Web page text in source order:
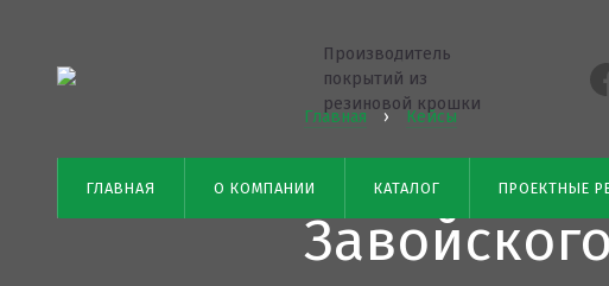
Производитель
покрытий из
резиновой крошки
ГЛАВНАЯ О КОМПАНИИ КАТАЛОГ ПРОЕКТНЫЕ
Главная › Кейсы
Входные